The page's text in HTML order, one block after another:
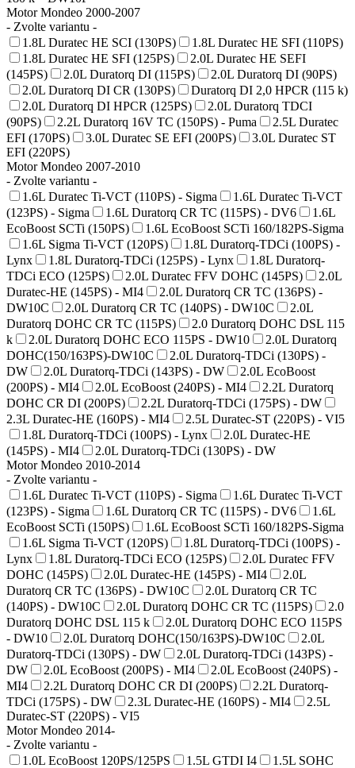
Motor Mondeo 2000-2007
- Zvolte variantu -
1.8L Duratec HE SCI (130PS)
1.8L Duratec HE SFI (110PS)
1.8L Duratec HE SFI (125PS)
2.0L Duratec HE SEFI
(145PS)
2.0L Duratorq DI (115PS)
2.0L Duratorq DI (90PS)
2.0L Duratorq DI CR (130PS)
Duratorq DI 2,0 HPCR (115 k)
2.0L Duratorq DI HPCR (125PS)
2.0L Duratorq TDCI
(90PS)
2.2L Duratorq 16V TC (150PS) - Puma
2.5L Duratec
EFI (170PS)
3.0L Duratec SE EFI (200PS)
3.0L Duratec ST
EFI (220PS)
Motor Mondeo 2007-2010
- Zvolte variantu -
1.6L Duratec Ti-VCT (110PS) - Sigma
1.6L Duratec Ti-VCT
(123PS) - Sigma
1.6L Duratorq CR TC (115PS) - DV6
1.6L
EcoBoost SCTi (150PS)
1.6L EcoBoost SCTi 160/182PS-Sigma
1.6L Sigma Ti-VCT (120PS)
1.8L Duratorq-TDCi (100PS) -
Lynx
1.8L Duratorq-TDCi (125PS) - Lynx
1.8L Duratorq-
TDCi ECO (125PS)
2.0L Duratec FFV DOHC (145PS)
2.0L
Duratec-HE (145PS) - MI4
2.0L Duratorq CR TC (136PS) -
DW10C
2.0L Duratorq CR TC (140PS) - DW10C
2.0L
Duratorq DOHC CR TC (115PS)
2.0 Duratorq DOHC DSL 115
k
2.0L Duratorq DOHC ECO 115PS - DW10
2.0L Duratorq
DOHC(150/163PS)-DW10C
2.0L Duratorq-TDCi (130PS) -
DW
2.0L Duratorq-TDCi (143PS) - DW
2.0L EcoBoost
(200PS) - MI4
2.0L EcoBoost (240PS) - MI4
2.2L Duratorq
DOHC CR DI (200PS)
2.2L Duratorq-TDCi (175PS) - DW
2.3L Duratec-HE (160PS) - MI4
2.5L Duratec-ST (220PS) - VI5
1.8L Duratorq-TDCi (100PS) - Lynx
2.0L Duratec-HE
(145PS) - MI4
2.0L Duratorq-TDCi (130PS) - DW
Motor Mondeo 2010-2014
- Zvolte variantu -
1.6L Duratec Ti-VCT (110PS) - Sigma
1.6L Duratec Ti-VCT
(123PS) - Sigma
1.6L Duratorq CR TC (115PS) - DV6
1.6L
EcoBoost SCTi (150PS)
1.6L EcoBoost SCTi 160/182PS-Sigma
1.6L Sigma Ti-VCT (120PS)
1.8L Duratorq-TDCi (100PS) -
Lynx
1.8L Duratorq-TDCi ECO (125PS)
2.0L Duratec FFV
DOHC (145PS)
2.0L Duratec-HE (145PS) - MI4
2.0L
Duratorq CR TC (136PS) - DW10C
2.0L Duratorq CR TC
(140PS) - DW10C
2.0L Duratorq DOHC CR TC (115PS)
2.0
Duratorq DOHC DSL 115 k
2.0L Duratorq DOHC ECO 115PS
- DW10
2.0L Duratorq DOHC(150/163PS)-DW10C
2.0L
Duratorq-TDCi (130PS) - DW
2.0L Duratorq-TDCi (143PS) -
DW
2.0L EcoBoost (200PS) - MI4
2.0L EcoBoost (240PS) -
MI4
2.2L Duratorq DOHC CR DI (200PS)
2.2L Duratorq-
TDCi (175PS) - DW
2.3L Duratec-HE (160PS) - MI4
2.5L
Duratec-ST (220PS) - VI5
Motor Mondeo 2014-
- Zvolte variantu -
1.0L EcoBoost 120PS/125PS
1.5L GTDI I4
1.5L SOHC